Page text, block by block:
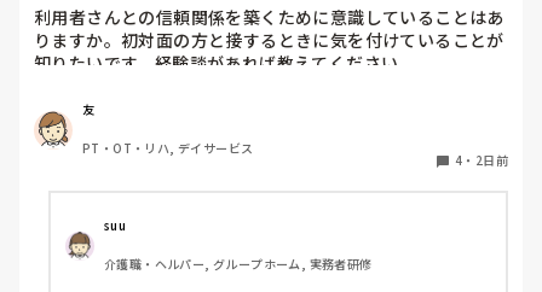
利用者さんとの信頼関係を築くために意識していることはあ
りますか。初対面の方と接するときに気を付けていることが
知りたいです。経験談があれば教えてください。
友
PT・OT・リハ, デイサービス
4 ・ 2日前
suu
介護職・ヘルパー, グループホーム, 実務者研修